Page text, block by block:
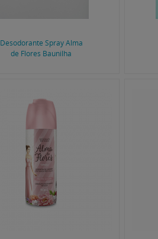
Desodorante Spray Alma
de Flores Baunilha